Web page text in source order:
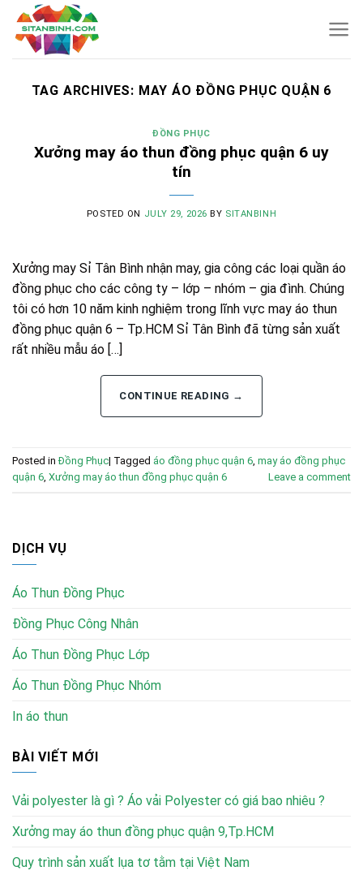
Skip
content
TAG ARCHIVES: MAY ÁO ĐỒNG PHỤC QUẬN 6
ĐỒNG PHỤC
Xưởng may áo thun đồng phục quận 6 uy
tín
POSTED ON JULY 29, 2026 BY SITANBINH
Xưởng may Sỉ Tân Bình nhận may, gia công các loại quần áo
đồng phục cho các công ty – lớp – nhóm – gia đình. Chúng
tôi có hơn 10 năm kinh nghiệm trong lĩnh vực may áo thun
đồng phục quận 6 – Tp.HCM Sỉ Tân Bình đã từng sản xuất
rất nhiều mẫu áo […]
CONTINUE READING →
Posted inĐồng Phục| Tagged áo đồng phục quận 6, may áo đồng phục
quận 6, Xưởng may áo thun đồng phục quận 6 Leave a comment
DỊCH VỤ
Áo Thun Đồng Phục
Đồng Phục Công Nhân
Áo Thun Đồng Phục Lớp
Áo Thun Đồng Phục Nhóm
In áo thun
BÀI VIẾT MỚI
Vải polyester là gì ? Áo vải Polyester có giá bao nhiêu ?
Xưởng may áo thun đồng phục quận 9,Tp.HCM
Quy trình sản xuất lụa tơ tằm tại Việt Nam